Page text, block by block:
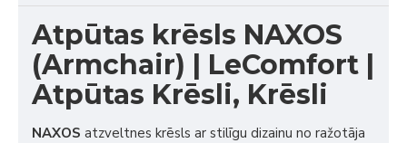
Atpūtas krēsls NAXOS
(Armchair) | LeComfort |
Atpūtas Krēsli, Krēsli
NAXOS atzveltnes krēsls ar stilīgu dizainu no ražotāja